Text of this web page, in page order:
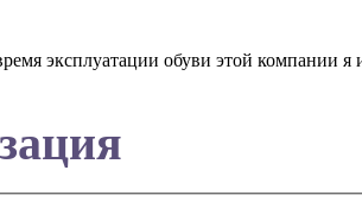
эксплуатации обуви этой компании я